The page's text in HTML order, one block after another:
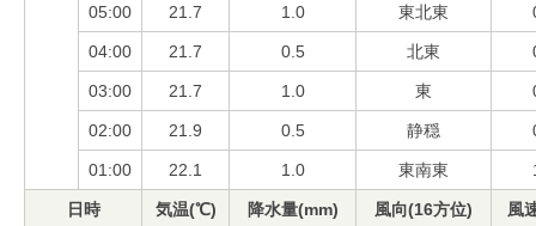
05:00 21.7 1.0 東北東
04:00 21.7 0.5 北東
03:00 21.7 1.0 東
02:00 21.9 0.5 静穏
01:00 22.1 1.0 東南東
日時 気温(℃) 降水量(mm) 風向(16方位) 風